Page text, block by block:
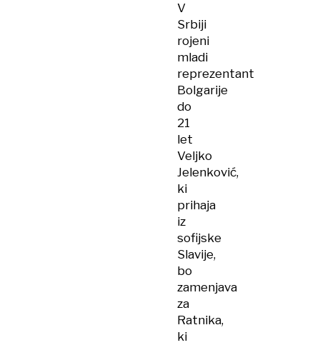
V
Srbiji
rojeni
mladi
reprezentant
Bolgarije
do
21
let
Veljko
Jelenković,
ki
prihaja
iz
sofijske
Slavije,
bo
zamenjava
za
Ratnika,
ki